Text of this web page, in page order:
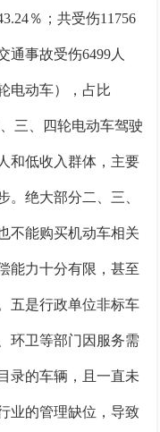
％；共受伤11756
通事故受伤6499人
电动车），占比
三、四轮电动车驾驶
和低收入群体，主要
。绝大部分二、 三、
不能购买机动车相关
能力十分有限，甚至
五是行政单位非标车
环卫等部门因服务需
录的车辆 ，且一直未
业的管理缺位，导致